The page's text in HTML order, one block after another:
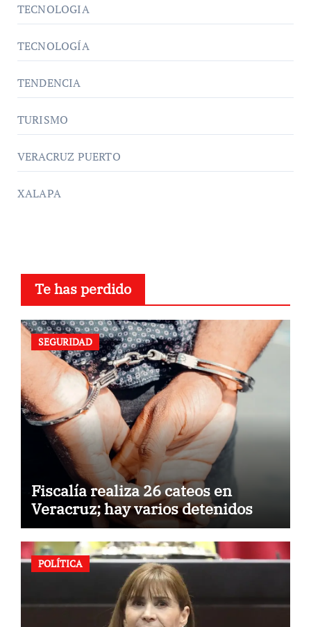
TECNOLOGIA
TECNOLOGÍA
TENDENCIA
TURISMO
VERACRUZ PUERTO
XALAPA
Te has perdido
SEGURIDAD
Fiscalía realiza 26 cateos en
Veracruz; hay varios detenidos
POLÍTICA